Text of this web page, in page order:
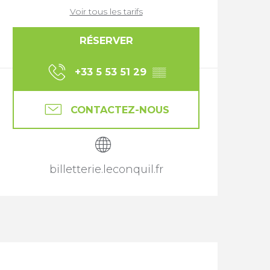
Voir tous les tarifs
RÉSERVER
+33 5 53 51 29 ▒▒
CONTACTEZ-NOUS
billetterie.leconquil.fr